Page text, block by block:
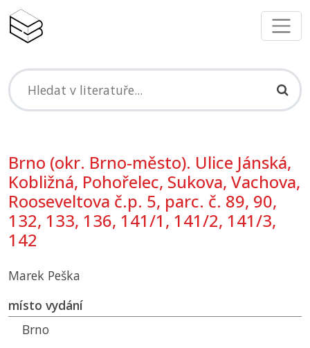
Brno (okr. Brno-město). Ulice Jánská,
Kobližná, Pohořelec, Sukova, Vachova,
Rooseveltova č.p. 5, parc. č. 89, 90,
132, 133, 136, 141/1, 141/2, 141/3,
142
Marek Peška
místo vydání
Brno